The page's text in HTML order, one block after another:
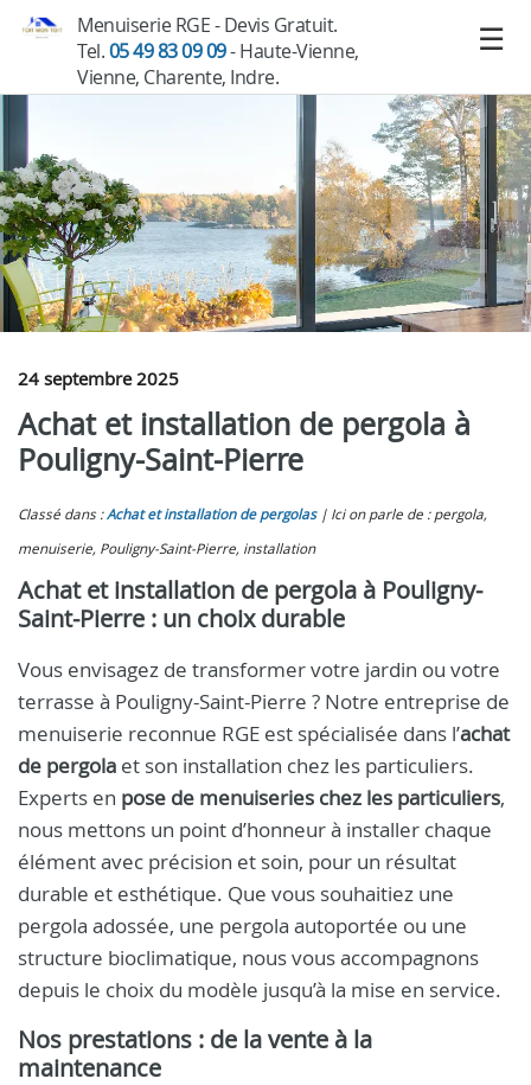
Menuiserie RGE - Devis Gratuit.
Tel.05 49 83 09 09- Haute-Vienne,
Vienne, Charente, Indre.
24 septembre 2025
Achat et installation de pergola à
Pouligny-Saint-Pierre
Classé dans :Achat et installation de pergolas
Ici on parle de : pergola,
menuiserie, Pouligny-Saint-Pierre, installation
Achat et installation de pergola à Pouligny-
Saint-Pierre : un choix durable
Vous envisagez de transformer votre jardin ou votre
terrasse à Pouligny-Saint-Pierre ? Notre entreprise de
menuiserie reconnue RGE est spécialisée dans l’achat
de pergola et son installation chez les particuliers.
Experts en pose de menuiseries chez les particuliers,
nous mettons un point d’honneur à installer chaque
élément avec précision et soin, pour un résultat
durable et esthétique. Que vous souhaitiez une
pergola adossée, une pergola autoportée ou une
structure bioclimatique, nous vous accompagnons
depuis le choix du modèle jusqu’à la mise en service.
Nos prestations : de la vente à la
maintenance